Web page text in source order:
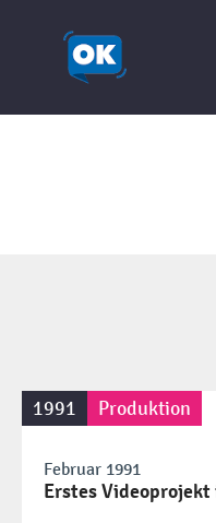
1991 Produktion
Februar 1991
Erstes Videoprojekt